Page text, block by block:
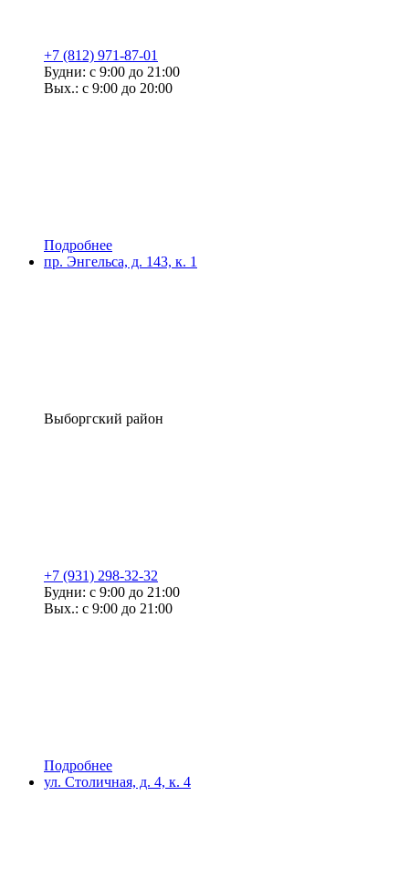
+7 (812) 971-87-01
Будни: с 9:00 до 21:00
Вых.: с 9:00 до 20:00
Подробнее
пр. Энгельса, д. 143, к. 1
Выборгский район
+7 (931) 298-32-32
Будни: с 9:00 до 21:00
Вых.: с 9:00 до 21:00
Подробнее
ул. Столичная, д. 4, к. 4